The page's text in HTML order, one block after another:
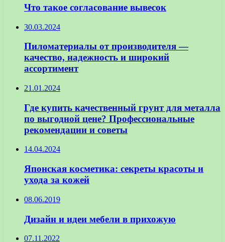
Что такое согласование вывесок
30.03.2024
Пиломатериалы от производителя —
качество, надежность и широкий
ассортимент
21.01.2024
Где купить качественный грунт для металла
по выгодной цене? Профессиональные
рекомендации и советы
14.04.2024
Японская косметика: секреты красоты и
ухода за кожей
08.06.2019
Дизайн и идеи мебели в прихожую
07.11.2022